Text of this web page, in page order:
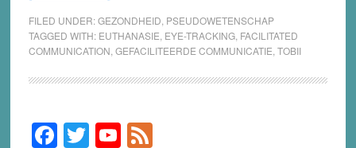
dubieus:
euthanasiewens
via
FILED UNDER:GEZONDHEID PSEUDOWETENSCHAP
TAGGED WITH: EUTHANASIE EYE-TRACKING, FACILITATED
COMMUNICATION GEFACILITEERDE COMMUNICATIE TOBII
Primary
F T Y F